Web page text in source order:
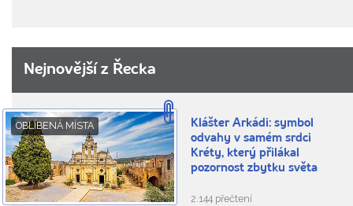
Nejnovější z Řecka
OBLÍBENÁ MÍSTA
Klášter Arkádi: symbol
odvahy v samém srdci
Kréty, který přilákal
pozornost zbytku světa
2.144 přečtení